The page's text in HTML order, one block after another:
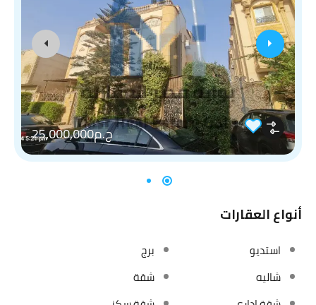
ج.م25,000,000
أنواع العقارات
استديو
برج
شاليه
شقة